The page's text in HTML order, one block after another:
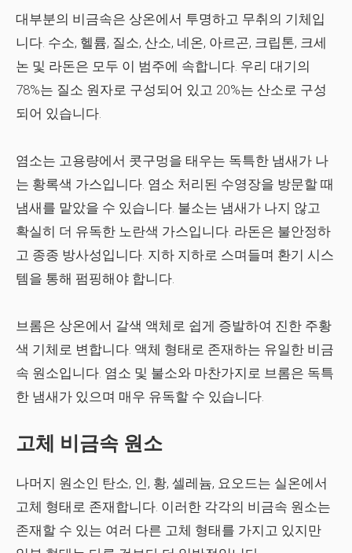
대부분의 비금속은 상온에서 투명하고 무취의 기체입
니다. 수소, 헬륨, 질소, 산소, 네온, 아르곤, 크립톤, 크세
논 및 라돈은 모두 이 범주에 속합니다. 우리 대기의
78%는 질소 원자로 구성되어 있고 20%는 산소로 구성
되어 있습니다.
염소는 고용량에서 콧구멍을 태우는 독특한 냄새가 나
는 황록색 가스입니다. 염소 처리된 수영장을 방문할 때
냄새를 맡았을 수 있습니다. 불소는 냄새가 나지 않고
확실히 더 유독한 노란색 가스입니다. 라돈은 불안정하
고 종종 방사성입니다. 지하 지하로 스며들며 환기 시스
템을 통해 펌핑해야 합니다.
브롬은 상온에서 갈색 액체로 쉽게 증발하여 진한 주황
색 기체로 변합니다. 액체 형태로 존재하는 유일한 비금
속 원소입니다. 염소 및 불소와 마찬가지로 브롬은 독특
한 냄새가 있으며 매우 유독할 수 있습니다.
고체 비금속 원소
나머지 원소인 탄소, 인, 황, 셀레늄, 요오드는 실온에서
고체 형태로 존재합니다. 이러한 각각의 비금속 원소는
존재할 수 있는 여러 다른 고체 형태를 가지고 있지만